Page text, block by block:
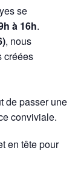
se
à 16h.
, nous
créées
de passer une
conviviale.
en tête pour